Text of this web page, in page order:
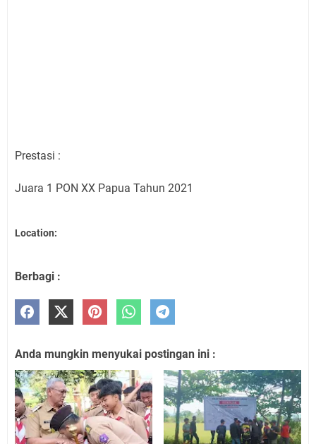
Prestasi :
Juara 1 PON XX Papua Tahun 2021
Location:
Berbagi :
Anda mungkin menyukai postingan ini :